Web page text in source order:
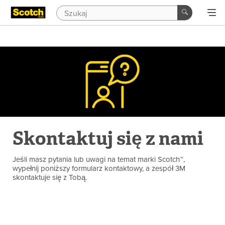
Skontaktuj się z nami
Jeśli masz pytania lub uwagi na temat marki Scotch™,
wypełnij poniższy formularz kontaktowy, a zespół 3M
skontaktuje się z Tobą.